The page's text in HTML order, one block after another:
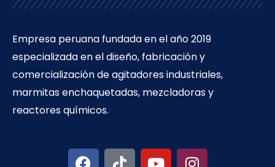
Empresa peruana fundada en el año 2019
especializada en el diseño, fabricación y
comercialización de agitadores industriales,
marmitas enchaquetadas, mezcladoras y
reactores químicos.